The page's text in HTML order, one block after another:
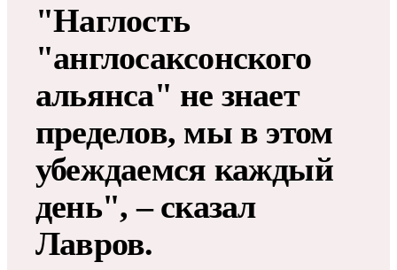
"Наглость
"англосаксонского
альянса" не знает
пределов, мы в этом
убеждаемся каждый
день", – сказал
Лавров.